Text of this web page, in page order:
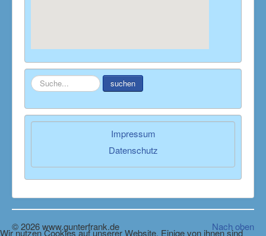
Suchen
...
suchen
Impressum
Datenschutz
Nach oben
© 2026 www.gunterfrank.de
Wir nutzen Cookies auf unserer Website. Einige von ihnen sind